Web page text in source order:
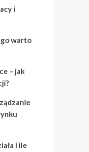
i
warto
– jak
i ile